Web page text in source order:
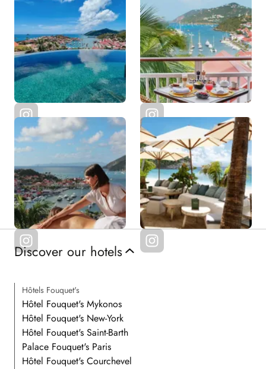
Discover our hotels
Hôtels Fouquet's
Hôtel Fouquet's Mykonos
Hôtel Fouquet's New-York
Hôtel Fouquet's Saint-Barth
Palace Fouquet's Paris
Hôtel Fouquet's Courchevel